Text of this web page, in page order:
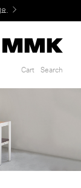
.
Cart Search